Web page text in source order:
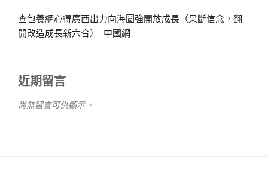
查包養網心得廣西出力向海圖強開放成長（果斷信念，翻
開改造成長新六合）_中國網
近期留言
尚無留言可供顯示。